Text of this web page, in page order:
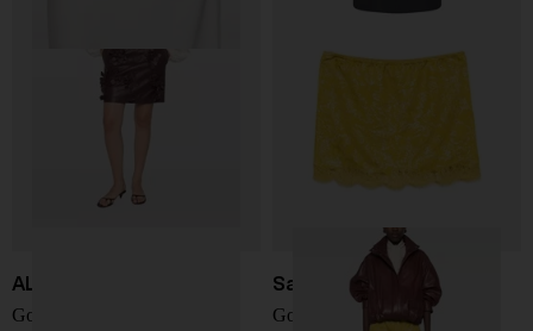
ALBERTA FERRETTI
Gonna mini in ecopelle
Saint Laurent
Gonna mini con lacci